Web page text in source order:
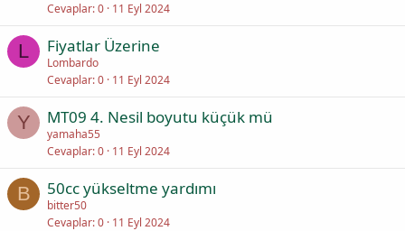
Cevaplar 0 11 Eyl 2024
L Fiyatlar Üzerine
Lombardo
Cevaplar 0 11 Eyl 2024
Y MT09 4. Nesil boyutu küçük mü
yamaha55
Cevaplar 0 11 Eyl 2024
B 50cc yükseltme yardımı
bitter50
Cevaplar 0 11 Eyl 2024